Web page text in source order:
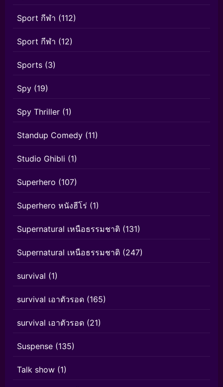
Sport กีฬา (112)
Sport กีฬา (12)
Sports (3)
Spy (19)
Spy Thriller (1)
Standup Comedy (11)
Studio Ghibli (1)
Superhero (107)
Superhero หนังฮีโร่ (1)
Supernatural เหนือธรรมชาติ (131)
Supernatural เหนือธรรมชาติ (247)
survival (1)
survival เอาตัวรอด (165)
survival เอาตัวรอด (21)
Suspense (135)
Talk show (1)